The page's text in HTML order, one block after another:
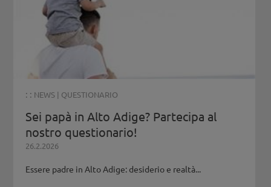
: : NEWS | QUESTIONARIO
Sei papà in Alto Adige? Partecipa al
nostro questionario!
26.2.2026
Essere padre in Alto Adige: desiderio e realtà...